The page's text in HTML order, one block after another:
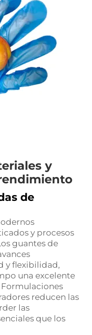
y
de
y procesos
guantes de
y flexibilidad,
una excelente
reducen las
las
que los